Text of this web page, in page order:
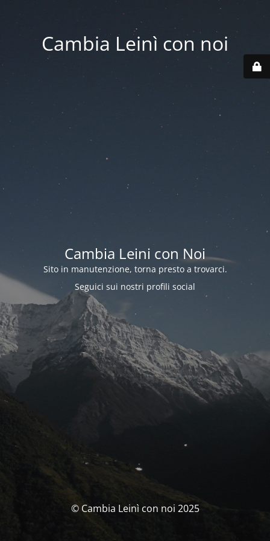
Cambia Leinì con noi
Cambia Leini con Noi
Sito in manutenzione, torna presto a trovarci.
Seguici sui nostri profili social
© Cambia Leinì con noi 2025